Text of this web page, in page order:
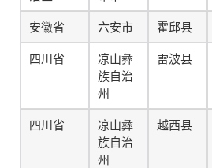
安徽省 六安市 霍邱县
四川省
凉山彝
族自治
州
雷波县
四川省
凉山彝
族自治
州
越西县